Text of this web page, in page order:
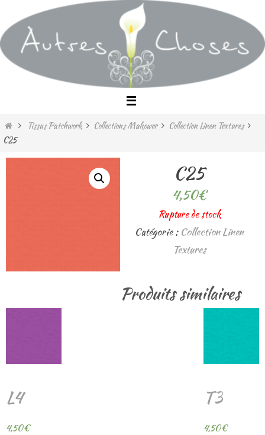
vers
le
contenu
HomeTissus Patchwork Collections Makower
Collection Linen Textures
C25
C25
4,50€
Rupture de stock
Catégorie : Collection Linen
Textures
Produits similaires
L4
4,50€
T3
4,50€